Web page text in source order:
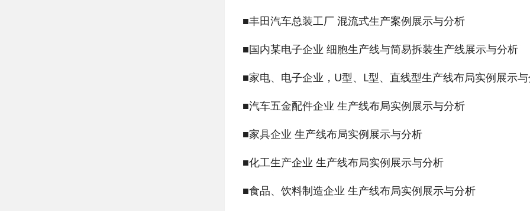
■丰田汽车总装工厂 混流式生产案例展示与分析
■国内某电子企业 细胞生产线与简易拆装生产线展示与分析
■家电、电子企业，U型、L型、直线型生产线布局实例展示
■汽车五金配件企业 生产线布局实例展示与分析
■家具企业 生产线布局实例展示与分析
■化工生产企业 生产线布局实例展示与分析
■食品、饮料制造企业 生产线布局实例展示与分析